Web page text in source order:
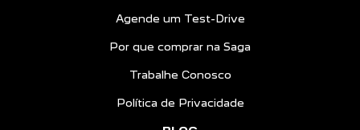
Agende um Test-Drive
Por que comprar na Saga
Trabalhe Conosco
Política de Privacidade